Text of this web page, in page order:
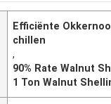
Efficiënte
chillen
,
90% Rate Walnut
1 Ton Walnut